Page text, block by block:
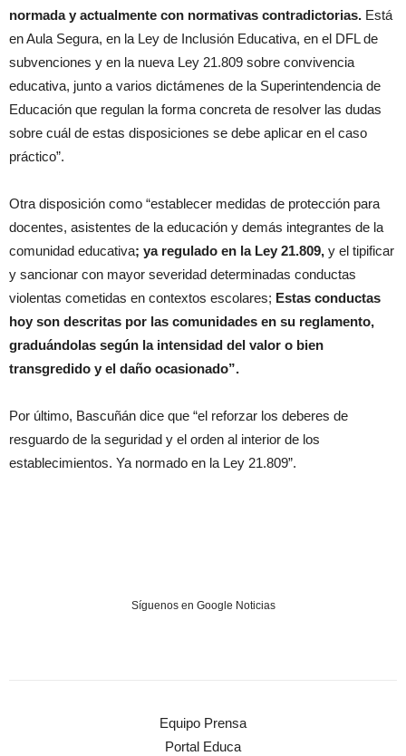
normada y actualmente con normativas contradictorias. Está
en Aula Segura, en la Ley de Inclusión Educativa, en el DFL de
subvenciones y en la nueva Ley 21.809 sobre convivencia
educativa, junto a varios dictámenes de la Superintendencia de
Educación que regulan la forma concreta de resolver las dudas
sobre cuál de estas disposiciones se debe aplicar en el caso
práctico”.
Otra disposición como “establecer medidas de protección para
docentes, asistentes de la educación y demás integrantes de la
comunidad educativa; ya regulado en la Ley 21.809, y el tipificar
y sancionar con mayor severidad determinadas conductas
violentas cometidas en contextos escolares; Estas conductas
hoy son descritas por las comunidades en su reglamento,
graduándolas según la intensidad del valor o bien
transgredido y el daño ocasionado”.
Por último, Bascuñán dice que “el reforzar los deberes de
resguardo de la seguridad y el orden al interior de los
establecimientos. Ya normado en la Ley 21.809”.
Síguenos en Google Noticias
Equipo Prensa
Portal Educa